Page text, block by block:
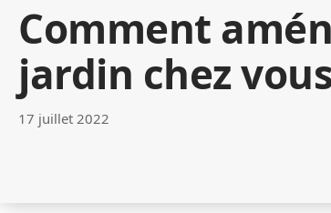
Comment
jardin chez
17 juillet 2022